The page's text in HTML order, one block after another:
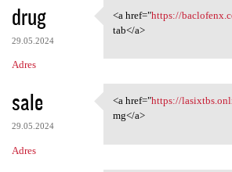
drug
29.05.2024
Adres
<a href="https://
<a href="https://
tab</a>
sale
29.05.2024
Adres
<a href="https://
<a href="https://
mg</a>